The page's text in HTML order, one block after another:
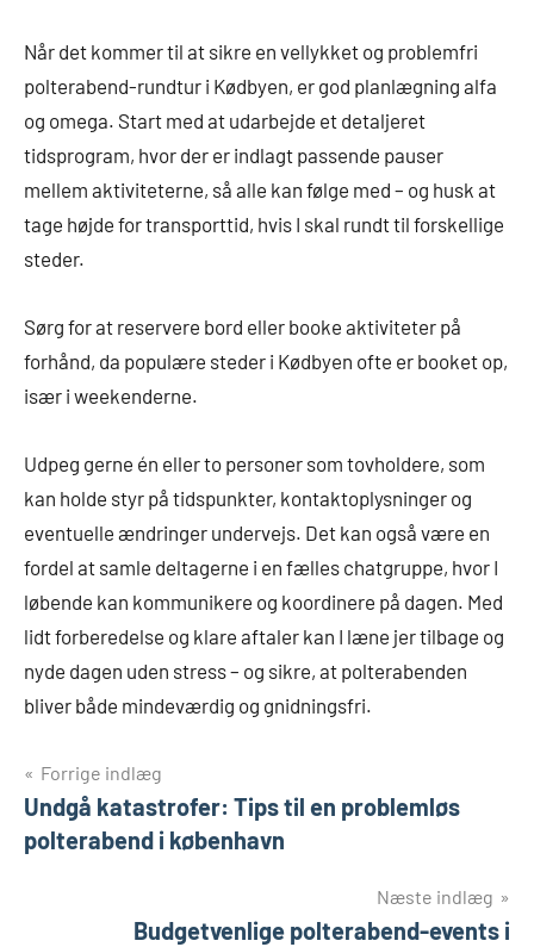
Når det kommer til at sikre en vellykket og problemfri
polterabend-rundtur i Kødbyen, er god planlægning alfa
og omega. Start med at udarbejde et detaljeret
tidsprogram, hvor der er indlagt passende pauser
mellem aktiviteterne, så alle kan følge med – og husk at
tage højde for transporttid, hvis I skal rundt til forskellige
steder.
Sørg for at reservere bord eller booke aktiviteter på
forhånd, da populære steder i Kødbyen ofte er booket op,
især i weekenderne.
Udpeg gerne én eller to personer som tovholdere, som
kan holde styr på tidspunkter, kontaktoplysninger og
eventuelle ændringer undervejs. Det kan også være en
fordel at samle deltagerne i en fælles chatgruppe, hvor I
løbende kan kommunikere og koordinere på dagen. Med
lidt forberedelse og klare aftaler kan I læne jer tilbage og
nyde dagen uden stress – og sikre, at polterabenden
bliver både mindeværdig og gnidningsfri.
Indlægsnavigation
Forrige indlæg
Undgå katastrofer: Tips til en problemløs
polterabend i københavn
Næste indlæg
Budgetvenlige polterabend-events i